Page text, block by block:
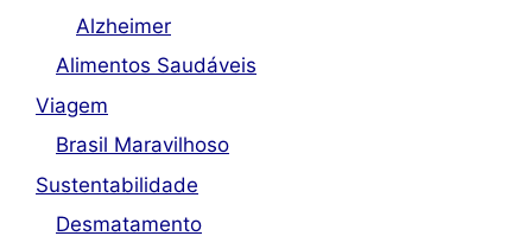
Alzheimer
Alimentos Saudáveis
Viagem
Brasil Maravilhoso
Sustentabilidade
Desmatamento